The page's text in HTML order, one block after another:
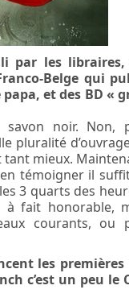
par les libraires,
Belge qui
et des BD «
noir. Non,
pluralité
tant mieux.
témoigner il
3 quarts des
fait honorable,
courants, ou
les premières
c’est un peu le